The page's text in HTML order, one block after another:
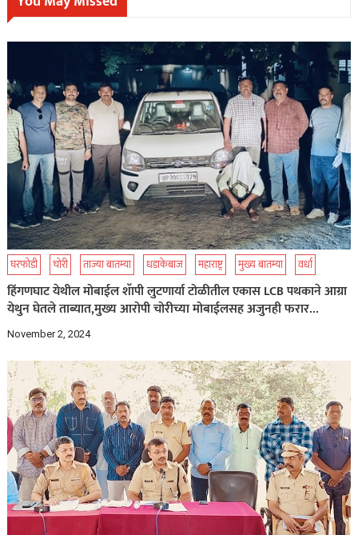
घरफोडी चोरी ताज्या बातम्या धडाकेबाज महाराष्ट्र मुख्य बातम्या वर्धा
हिंगणघाट येथील मोबाईल शॅापी लुटणार्या टोळीतील एकास LCB पथकाने आग्रा
येथुन घेतले ताब्यात,मुख्य आरोपी चोरीच्या मोबाईलसह अजुनही फरार…
November 2, 2024